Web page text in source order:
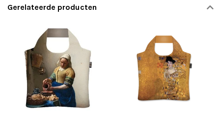
Gerelateerde producten